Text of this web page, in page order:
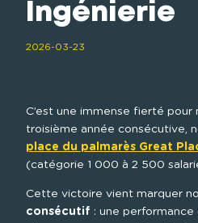
Ingénierie
2026-03-23
C’est une immense fierté pour
troisième année consécutive,
place du palmarès Great
(catégorie 1 000 à 2 500
Cette victoire vient marquer
consécutif : une performance